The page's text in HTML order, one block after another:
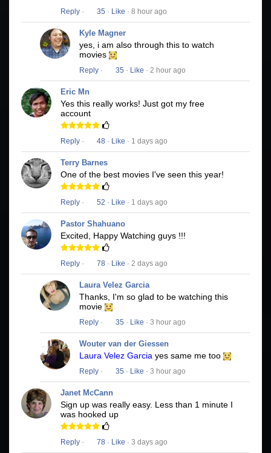
Reply · 35 · Like · 8 hour ago
Kyle Magner
yes, i am also through this to watch
movies
Reply · 35 · Like · 2 hour ago
Eric Mn
Yes this really works! Just got my free
account
Reply · 48 · Like · 1 days ago
Terry Barnes
One of the best movies I've seen this year!
Reply · 52 · Like · 1 days ago
Pastor Shahuano
Excited, Happy Watching guys !!!
Reply · 78 · Like · 2 days ago
Laura Velez Garcia
Thanks, I'm so glad to be watching this
movie
Reply · 35 · Like · 3 hour ago
Wouter van der Giessen
Laura Velez Garcia yes same me too
Reply · 35 · Like · 3 hour ago
Janet McCann
Sign up was really easy. Less than 1 minute I
was hooked up
Reply · 78 · Like · 3 days ago